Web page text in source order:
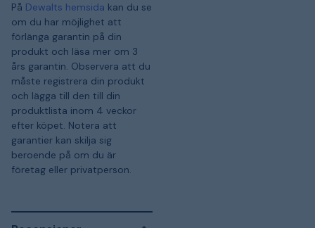
På Dewalts hemsida kan du se
om du har möjlighet att
förlänga garantin på din
produkt och läsa mer om 3
års garantin. Observera att du
måste registrera din produkt
och lägga till den till din
produktlista inom 4 veckor
efter köpet. Notera att
garantier kan skilja sig
beroende på om du är
företag eller privatperson.